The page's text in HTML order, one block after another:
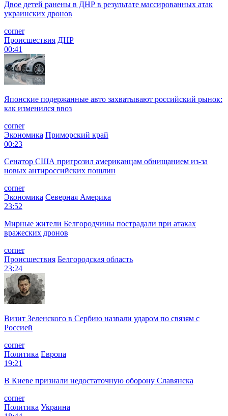
Двое детей ранены в ДНР в результате массированных атак
украинских дронов
corner
Происшествия ДНР
00:41
Японские подержанные авто захватывают российский рынок:
как изменился ввоз
corner
Экономика Приморский край
00:23
Сенатор США пригрозил американцам обнищанием из-за
новых антироссийских пошлин
corner
Экономика Северная Америка
23:52
Мирные жители Белгородчины пострадали при атаках
вражеских дронов
corner
Происшествия Белгородская область
23:24
Визит Зеленского в Сербию назвали ударом по связям с
Россией
corner
Политика Европа
19:21
В Киеве признали недостаточную оборону Славянска
corner
Политика Украина